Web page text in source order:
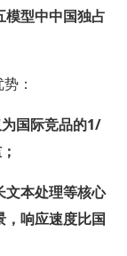
模型中中国独占
：
国际竞品的1/
文本处理等核心
，响应速度比国